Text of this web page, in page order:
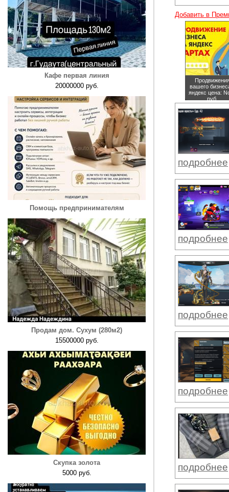
Кафе первая линия
20000000 руб.
Помощь предпринимателям
Продам дом. Сухум (280м2)
15500000 руб.
Скупка золота
5000 руб.
Добавить в
вашего
яндекс цена:
руб.
подробнее
подробнее
подробнее
подробнее
подробнее